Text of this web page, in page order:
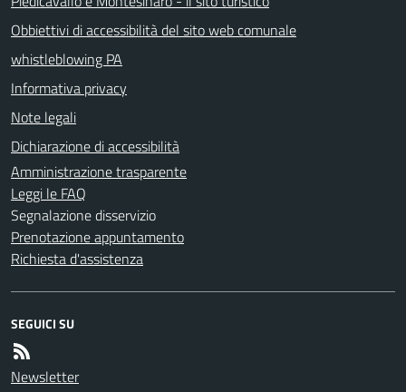
Obbiettivi di accessibilità del sito web comunale
whistleblowing PA
Informativa privacy
Note legali
Dichiarazione di accessibilità
Amministrazione trasparente
Leggi le FAQ
Segnalazione disservizio
Prenotazione appuntamento
Richiesta d'assistenza
SEGUICI SU
Newsletter